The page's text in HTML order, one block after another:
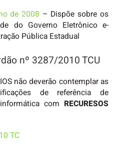
de 2008 – Dispõe sobre os
do Governo Eletrônico e-
Pública Estadual
nº 3287/2010 TCU
não deverão contemplar as
de referência de
com RECURESOS
TC